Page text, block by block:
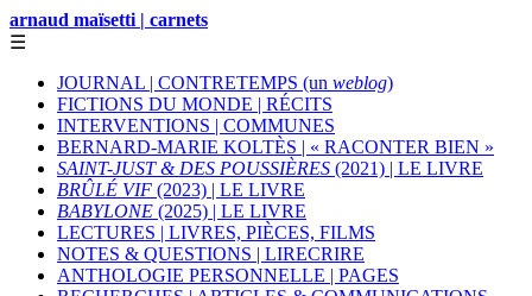
arnaud maïsetti | carnets
☰
JOURNAL | CONTRETEMPS (un weblog)
FICTIONS DU MONDE | RÉCITS
INTERVENTIONS | COMMUNES
BERNARD-MARIE KOLTÈS | « RACONTER BIEN »
SAINT-JUST & DES POUSSIÈRES (2021) | LE LIVRE
BRÛLÉ VIF (2023) | LE LIVRE
BABYLONE (2025) | LE LIVRE
LECTURES | LIVRES, PIÈCES, FILMS
NOTES & QUESTIONS | LIRECRIRE
ANTHOLOGIE PERSONNELLE | PAGES